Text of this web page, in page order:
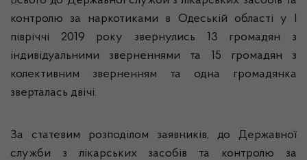
контролю за наркотиками в Одеській області у І
півріччі 2019 року звернулись 13 громадян з
індивідуальними зверненнями та 15 громадян з
колективним зверненням та одна громадянка
зверталась двічі.
За статевим розподілом заявників, до Державної
служби з лікарських засобів та контролю за